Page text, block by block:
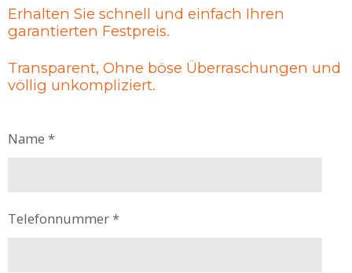
Erhalten Sie schnell und einfach Ihren
garantierten Festpreis.
Transparent, Ohne böse Überraschungen und
völlig unkompliziert.
Name *
Telefonnummer *